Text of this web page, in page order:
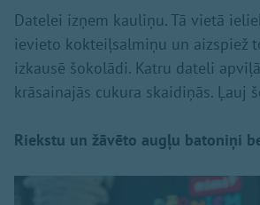
Datelei izņem kauliņu. Tā vietā
ievieto kokteiļsalmiņu un aizspiež
izkausē šokolādi. Katru dateli
krāsainajās cukura skaidiņās. Ļauj
Riekstu un žāvēto augļu batoniņi